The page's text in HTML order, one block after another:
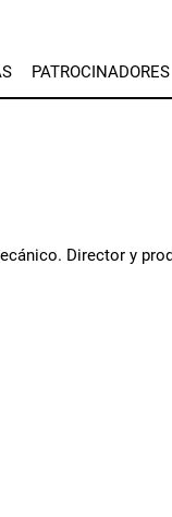
PATROCINADORES
Director y